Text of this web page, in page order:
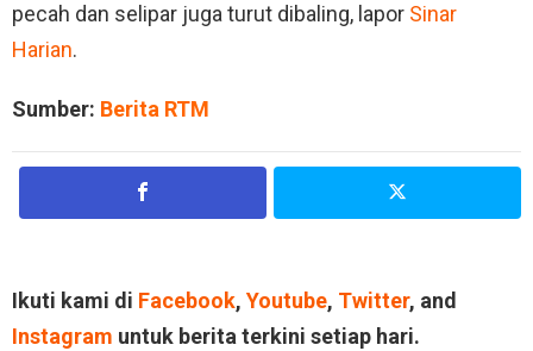
pecah dan selipar juga turut dibaling, lapor Sinar
Harian.
Sumber: Berita RTM
Ikuti kami di Facebook, Youtube, Twitter, and
Instagram untuk berita terkini setiap hari.